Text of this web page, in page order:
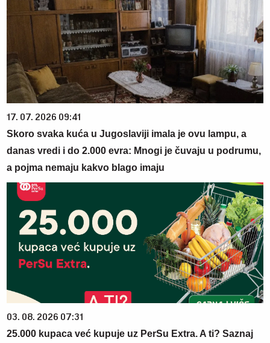
17. 07. 2026 09:41
Skoro svaka kuća u Jugoslaviji imala je ovu lampu, a
danas vredi i do 2.000 evra: Mnogi je čuvaju u podrumu,
a pojma nemaju kakvo blago imaju
03. 08. 2026 07:31
25.000 kupaca već kupuje uz PerSu Extra. A ti? Saznaj